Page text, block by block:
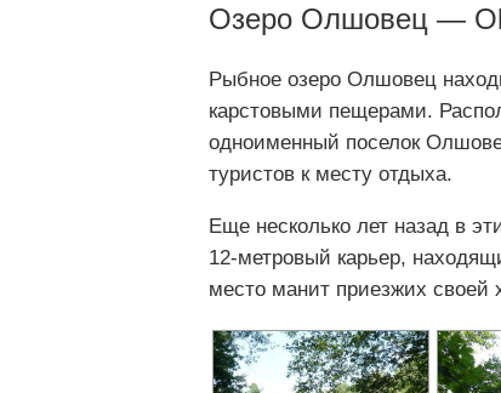
Озеро Олшовец —
Рыбное озеро Олшовец
карстовыми пещерами.
одноименный поселок
туристов к месту отдыха.
Еще несколько лет назад в
12-метровый карьер,
место манит приезжих